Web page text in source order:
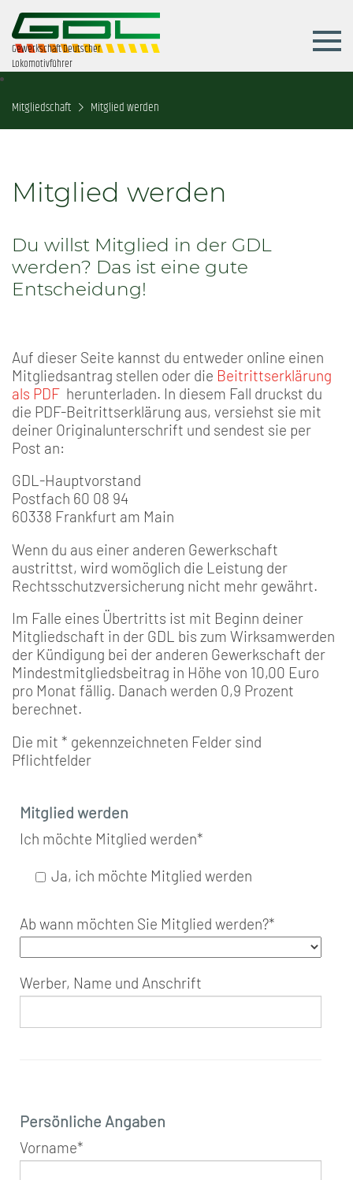
Gewerkschaft Deutscher
Lokomotivführer
Mitgliedschaft Mitglied werden
Mitglied werden
Du willst Mitglied in der GDL
werden? Das ist eine gute
Entscheidung!
Auf dieser Seite kannst du entweder online einen
Mitgliedsantrag stellen oder die Beitrittserklärung
als PDF herunterladen. In diesem Fall druckst du
die PDF-Beitrittserklärung aus, versiehst sie mit
deiner Originalunterschrift und sendest sie per
Post an:
GDL-Hauptvorstand
Postfach 60 08 94
60338 Frankfurt am Main
Wenn du aus einer anderen Gewerkschaft
austrittst, wird womöglich die Leistung der
Rechtsschutzversicherung nicht mehr gewährt.
Im Falle eines Übertritts ist mit Beginn deiner
Mitgliedschaft in der GDL bis zum Wirksamwerden
der Kündigung bei der anderen Gewerkschaft der
Mindestmitgliedsbeitrag in Höhe von 10,00 Euro
pro Monat fällig. Danach werden 0,9 Prozent
berechnet.
Die mit * gekennzeichneten Felder sind
Pflichtfelder
Mitglied werden
Ich möchte Mitglied werden*
Ja, ich möchte Mitglied werden
Ab wann möchten Sie Mitglied werden?*
Werber, Name und Anschrift
Persönliche Angaben
Vorname*